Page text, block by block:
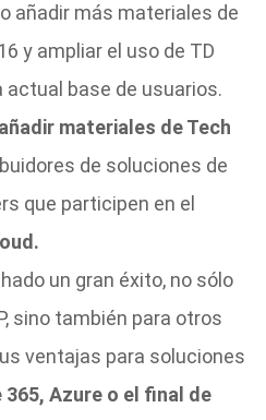
añadir más materiales de
y ampliar el uso de TD
base de usuarios.
añadir materiales de Tech
de soluciones de
que participen en el
un gran éxito, no sólo
sino también para otros
ventajas para soluciones
Azure o el final de